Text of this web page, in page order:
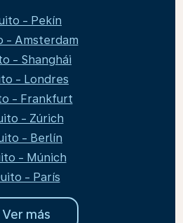
- Pekín
- Amsterdam
- Shanghái
- Londres
- Frankfurt
- Zúrich
- Berlín
- Múnich
- París
Ver más